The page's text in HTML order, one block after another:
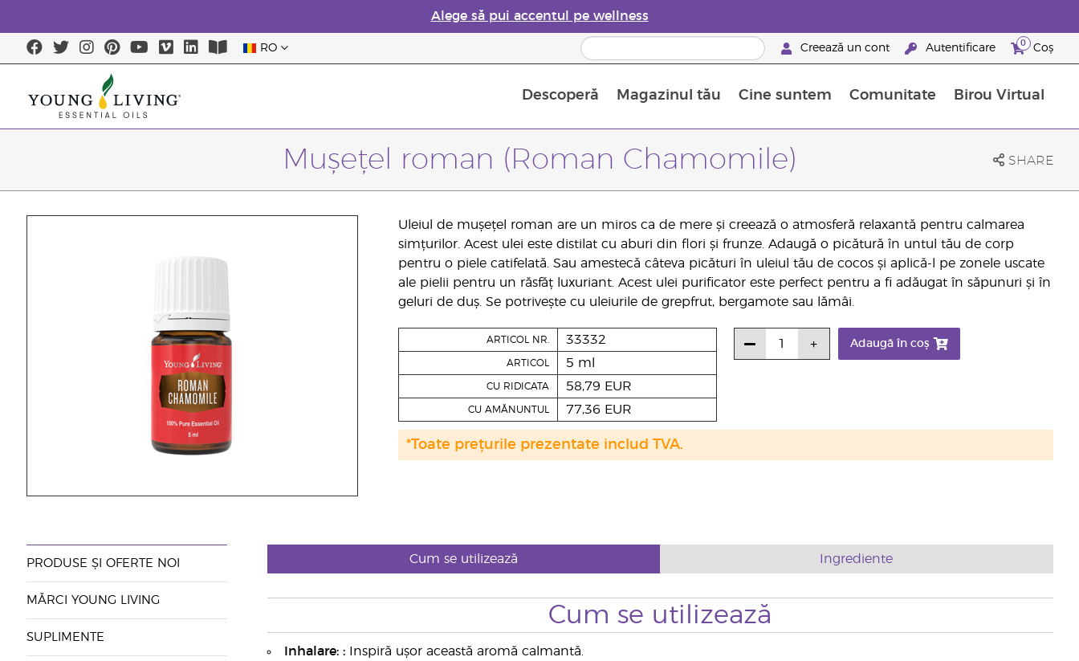
Alege să pui accentul pe wellness
RO Creează un cont Autentificare 0 Coș
Descoperă Magazinul tău Cine suntem Comunitate Birou Virtual
Mușețel roman (Roman Chamomile) SHARE
Uleiul de mușețel roman are un miros ca de mere și creează o atmosferă relaxantă pentru calmarea
simțurilor. Acest ulei este distilat cu aburi din flori și frunze. Adaugă o picătură în untul tău de corp
pentru o piele catifelată. Sau amestecă câteva picături în uleiul tău de cocos și aplică-l pe zonele uscate
ale pielii pentru un răsfăț luxuriant. Acest ulei purificator este perfect pentru a fi adăugat în săpunuri și în
geluri de duș. Se potrivește cu uleiurile de grepfrut, bergamote sau lămâi.
ARTICOL NR. 33332
ARTICOL 5 ml
CU RIDICATA 58,79 EUR
CU AMĂNUNTUL 77,36 EUR
Adaugă în coș
*Toate prețurile prezentate includ TVA.
PRODUSE ȘI OFERTE NOI
MĂRCI YOUNG LIVING
SUPLIMENTE
Cum se utilizează Ingrediente
Cum se utilizează
Inhalare: :Inspiră ușor această aromă calmantă.